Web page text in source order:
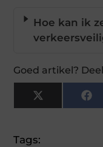
Hoe kan ik
Goed artikel?
X
(Twitter)
Tags: